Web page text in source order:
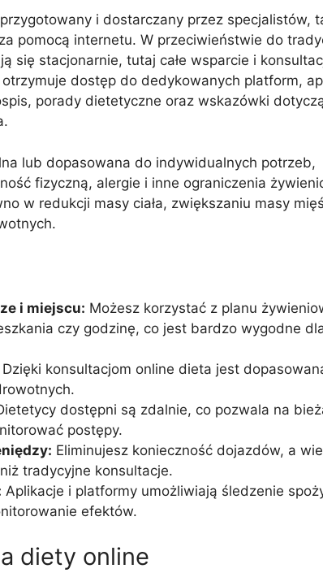
i dostarczany przez specjalistów,
pomocą internetu. W przeciwieństwie do
się stacjonarnie, tutaj całe wsparcie i
dostęp do dedykowanych platform,
porady dietetyczne oraz wskazówki
lub dopasowana do indywidualnych potrzeb,
fizyczną, alergie i inne ograniczenia
w redukcji masy ciała, zwiększaniu masy
i miejscu: Możesz korzystać z planu
czy godzinę, co jest bardzo wygodne
Dzięki konsultacjom online dieta jest
dostępni są zdalnie, co pozwala na
postępy.
Eliminujesz konieczność dojazdów, a
tradycyjne konsultacje.
Aplikacje i platformy umożliwiają śledzenie
efektów.
diety online